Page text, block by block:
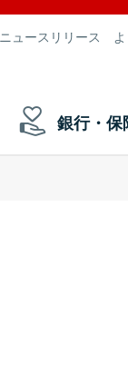
ニュースリリース
銀行・保